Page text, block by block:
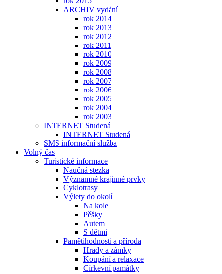
ARCHIV vydání
rok 2014
rok 2013
rok 2012
rok 2011
rok 2010
rok 2009
rok 2008
rok 2007
rok 2006
rok 2005
rok 2004
rok 2003
INTERNET Studená
INTERNET Studená
SMS informační služba
Volný čas
Turistické informace
Naučná stezka
Významné krajinné prvky
Cyklotrasy
Výlety do okolí
Na kole
Pěšky
Autem
S dětmi
Pamětihodnosti a příroda
Hrady a zámky
Koupání a relaxace
Církevní památky